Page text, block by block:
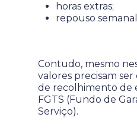
horas extras;
repouso
Contudo, mesmo
valores precisam
de recolhimento de
FGTS (Fundo de
Serviço).